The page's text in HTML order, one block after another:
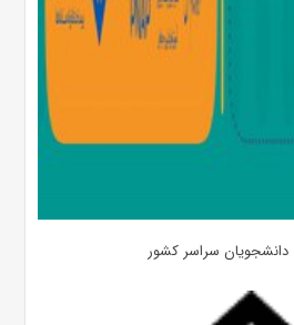
دانشجویان سراسر کشور